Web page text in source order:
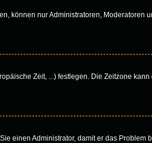
können nur Administratoren, Moderatoren
Zeit, ...) festlegen. Die Zeitzone kann
einen Administrator, damit er das Problem